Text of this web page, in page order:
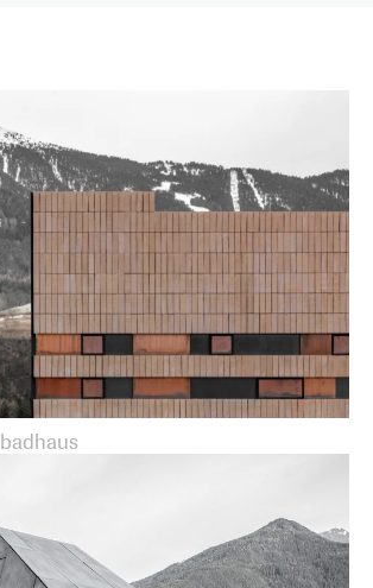
badhaus